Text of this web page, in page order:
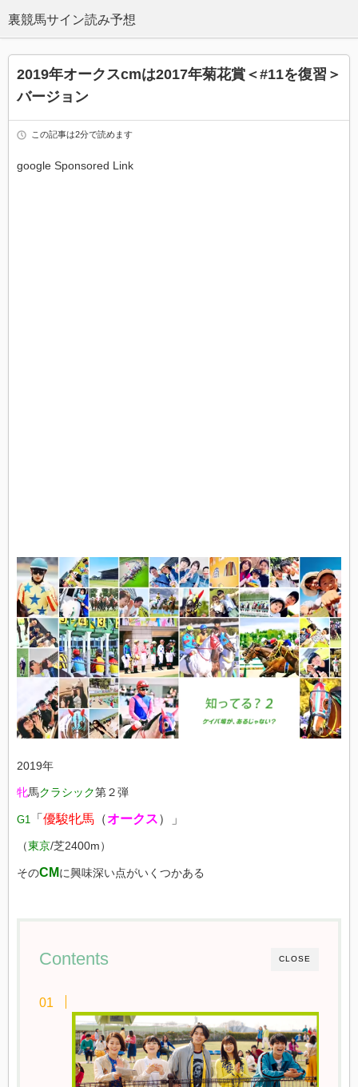
2019年オークスcmは2017年菊花賞＜#11を復習＞
バージョン
この記事は2分で読めます
google Sponsored Link
2019年
牝馬クラシック第２弾
G1 「 優駿牝馬 （オークス）」
（東京/芝2400m）
そのCMに興味深い点がいくつかある
CLOSE
Contents